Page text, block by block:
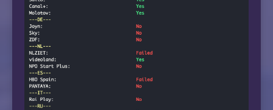
15  *
16  211.136.67.113  300.43 ms  AS56048
17  *